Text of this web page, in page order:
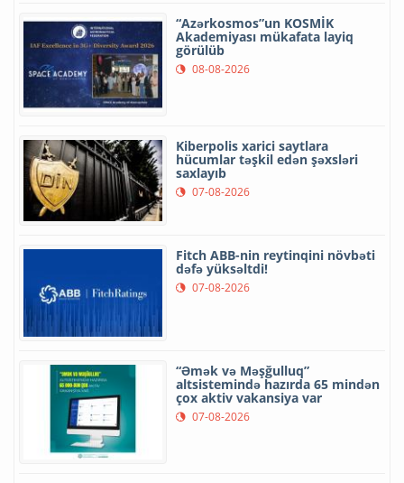
“Azərkosmos”un KOSMİK
Akademiyası mükafata layiq
görülüb
08-08-2026
Kiberpolis xarici saytlara
hücumlar təşkil edən şəxsləri
saxlayıb
07-08-2026
Fitch ABB-nin reytinqini növbəti
dəfə yüksəltdi!
07-08-2026
“Əmək və Məşğulluq”
altsistemində hazırda 65 mindən
çox aktiv vakansiya var
07-08-2026